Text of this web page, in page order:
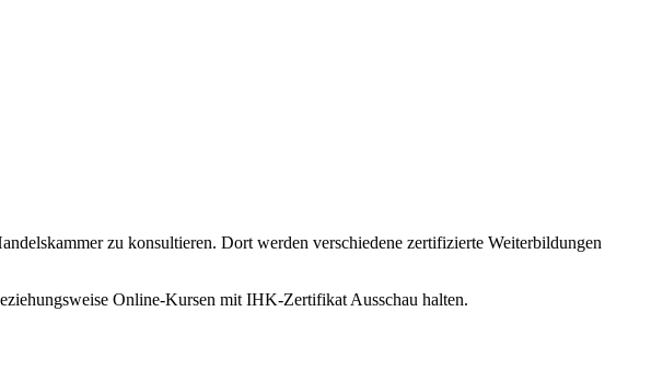
zu konsultieren. Dort werden verschiedene zertifizierte Weiterbildungen
Online-Kursen mit IHK-Zertifikat Ausschau halten.